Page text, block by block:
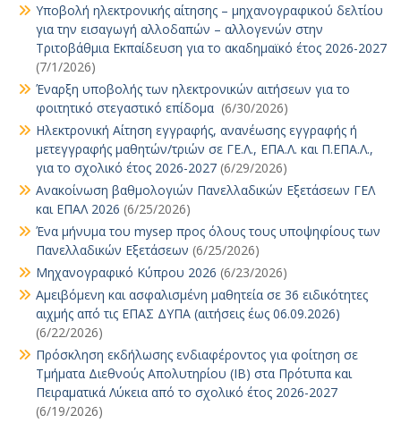
Υποβολή ηλεκτρονικής αίτησης – μηχανογραφικού δελτίου
για την εισαγωγή αλλοδαπών – αλλογενών στην
Τριτοβάθμια Εκπαίδευση για το ακαδημαϊκό έτος 2026-2027
(7/1/2026)
Έναρξη υποβολής των ηλεκτρονικών αιτήσεων για το
φοιτητικό στεγαστικό επίδομα (6/30/2026)
Ηλεκτρονική Αίτηση εγγραφής, ανανέωσης εγγραφής ή
μετεγγραφής μαθητών/τριών σε ΓΕ.Λ., ΕΠΑ.Λ. και Π.ΕΠΑ.Λ.,
για το σχολικό έτος 2026-2027 (6/29/2026)
Ανακοίνωση βαθμολογιών Πανελλαδικών Εξετάσεων ΓΕΛ
και ΕΠΑΛ 2026 (6/25/2026)
Ένα μήνυμα του mysep προς όλους τους υποψηφίους των
Πανελλαδικών Εξετάσεων (6/25/2026)
Μηχανογραφικό Κύπρου 2026 (6/23/2026)
Αμειβόμενη και ασφαλισμένη μαθητεία σε 36 ειδικότητες
αιχμής από τις ΕΠΑΣ ΔΥΠΑ (αιτήσεις έως 06.09.2026)
(6/22/2026)
Πρόσκληση εκδήλωσης ενδιαφέροντος για φοίτηση σε
Τμήματα Διεθνούς Απολυτηρίου (IB) στα Πρότυπα και
Πειραματικά Λύκεια από το σχολικό έτος 2026-2027
(6/19/2026)